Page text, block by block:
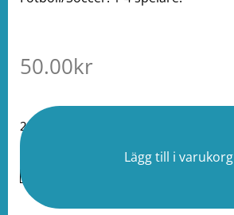
50.00kr
2 i lager
Lägg till i varukorg